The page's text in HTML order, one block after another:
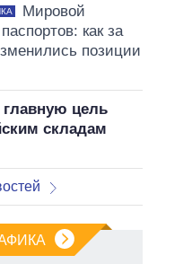
Мировой
как за
позиции
цель
складам